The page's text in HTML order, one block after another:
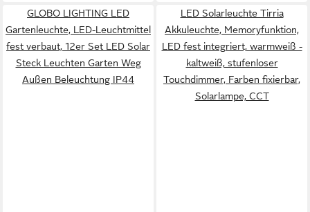
GLOBO LIGHTING LED
Gartenleuchte, LED-Leuchtmittel
fest verbaut, 12er Set LED Solar
Steck Leuchten Garten Weg
Außen Beleuchtung IP44
LED Solarleuchte Tirria
Akkuleuchte, Memoryfunktion,
LED fest integriert, warmweiß -
kaltweiß, stufenloser
Touchdimmer, Farben fixierbar,
Solarlampe, CCT